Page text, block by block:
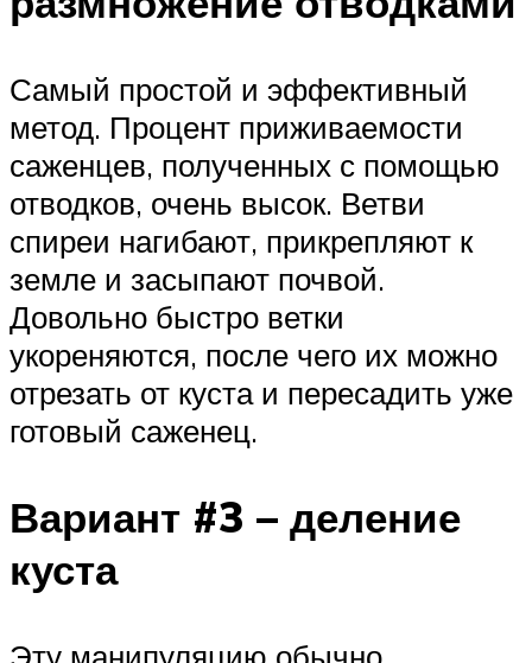
Самый простой и эффективный
метод. Процент приживаемости
саженцев, полученных с помощью
отводков, очень высок. Ветви
спиреи нагибают, прикрепляют к
земле и засыпают почвой.
Довольно быстро ветки
укореняются, после чего их можно
отрезать от куста и пересадить уже
готовый саженец.
Вариант #3 – деление
куста